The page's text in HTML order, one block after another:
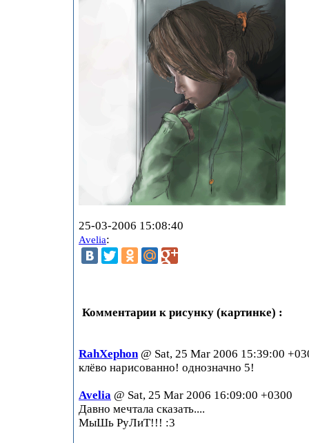
25-03-2006 15:08:40
Avelia:
Комментарии к рисунку (картинке) :
RahXephon @ Sat, 25 Mar 2006 15:39:00
клёво нарисованно! однозначно 5!
Avelia @ Sat, 25 Mar 2006 16:09:00 +0300
Давно мечтала сказать....
МыШь РуЛиТ!!! :3